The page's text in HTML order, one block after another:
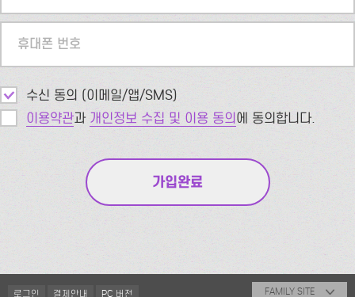
휴대폰 번호
수신 동의 (이메일/앱/SMS)
이용약관과 개인정보 수집 및 이용 동의에 동의합니다.
로그인 결제안내 PC 버전 FAMILY SITE